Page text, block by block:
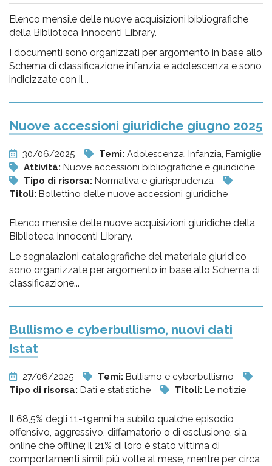
Elenco mensile delle nuove acquisizioni bibliografiche
della Biblioteca Innocenti Library.
I documenti sono organizzati per argomento in base allo
Schema di classificazione infanzia e adolescenza e sono
indicizzate con il...
Nuove accessioni giuridiche giugno 2025
30/06/2025 Temi: Adolescenza, Infanzia, Famiglie
Attività: Nuove accessioni bibliografiche e giuridiche
Tipo di risorsa: Normativa e giurisprudenza
Titoli: Bollettino delle nuove accessioni giuridiche
Elenco mensile delle nuove acquisizioni giuridiche della
Biblioteca Innocenti Library.
Le segnalazioni catalografiche del materiale giuridico
sono organizzate per argomento in base allo Schema di
classificazione...
Bullismo e cyberbullismo, nuovi dati
Istat
27/06/2025 Temi: Bullismo e cyberbullismo
Tipo di risorsa: Dati e statistiche Titoli: Le notizie
Il 68,5% degli 11-19enni ha subìto qualche episodio
offensivo, aggressivo, diffamatorio o di esclusione, sia
online che offline; il 21% di loro è stato vittima di
comportamenti simili più volte al mese, mentre per circa